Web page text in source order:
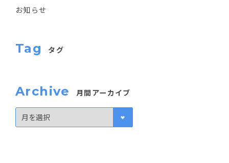
お知らせ
Tag タグ
Archive 月間アーカイブ